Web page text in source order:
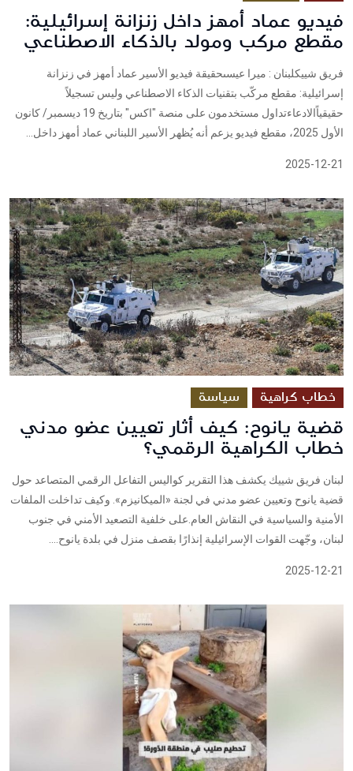
فيديو عماد أمهز داخل زنزانة إسرائيلية:
مقطع مركب ومولد بالذكاء الاصطناعي
فريق شييكلبنان : ميرا عيسىحقيقة فيديو الأسير عماد أمهز في زنزانة
إسرائيلية: مقطع مركّب بتقنيات الذكاء الاصطناعي وليس تسجيلاً
حقيقياًالادعاءتداول مستخدمون على منصة "اكس" بتاريخ 19 ديسمبر/ كانون
الأول 2025، مقطع فيديو يزعم أنه يُظهر الأسير اللبناني عماد أمهز داخل...
2025-12-21
خطاب كراهية سياسة
قضية يانوح: كيف أثار تعيين عضو مدني
خطاب الكراهية الرقمي؟
لبنان فريق شييك يكشف هذا التقرير كواليس التفاعل الرقمي المتصاعد حول
قضية يانوح وتعيين عضو مدني في لجنة «الميكانيزم». وكيف تداخلت الملفات
الأمنية والسياسية في النقاش العام.على خلفية التصعيد الأمني في جنوب
لبنان، وجّهت القوات الإسرائيلية إنذارًا بقصف منزل في بلدة يانوح....
2025-12-21